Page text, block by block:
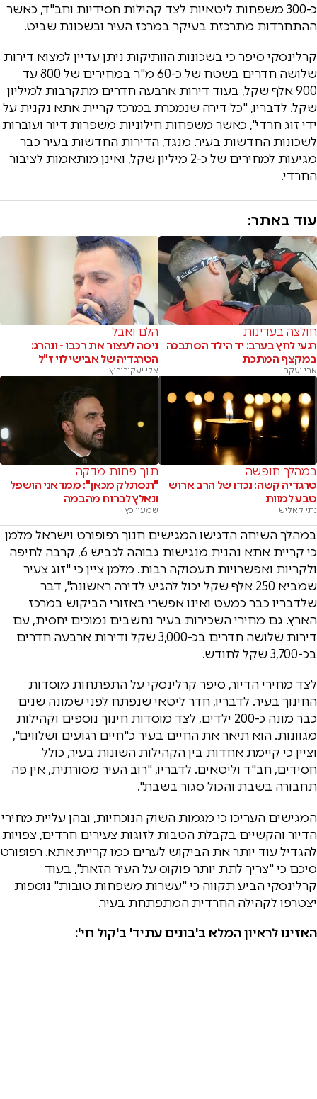
כ-300 משפחות ליטאיות לצד קהילות חסידיות וחב"ד, כאשר
ההתחרדות מתרכזת בעיקר במרכז העיר ובשכונת שביט.
קרלינסקי סיפר כי בשכונות הוותיקות ניתן עדיין למצוא דירות
שלושה חדרים בשטח של כ-60 מ"ר במחירים של 800 עד
900 אלף שקל, בעוד דירות ארבעה חדרים מתקרבות למיליון
שקל. לדבריו, "כל דירה שנמכרת במרכז קריית אתא נקנית על
ידי זוג חרדי", כאשר משפחות חילוניות משפרות דיור ועוברות
לשכונות החדשות בעיר. מנגד, הדירות החדשות בעיר כבר
מגיעות למחירים של כ-2 מיליון שקל, ואינן מותאמות לציבור
החרדי.
עוד באתר:
חולצה בעדינות
רגעי לחץ בערב: יד הילד הסתבכה
במקצף המתכת
אבי יעקב
הלם ואבל
ניסה לעצור את רכבו - ונהרג:
הטרגדיה של אבישי לוי ז"ל
אלי יעקובוביץ
במהלך חופשה
טרגדיה קשה: נכדו של הרב ארוש
טבע למוות
נתי קאליש
תוך פחות מדקה
"תסתלק מכאן": ממדאני הושפל
ונאלץ לברוח מהבמה
שמעון כץ
במהלך השיחה הדגישו המגישים חנוך רפופורט וישראל מלמן
כי קריית אתא נהנית מנגישות גבוהה לכביש 6, קרבה לחיפה
ולקריות ואפשרויות תעסוקה רבות. מלמן ציין כי "זוג צעיר
שמביא 250 אלף שקל יכול להגיע לדירה ראשונה", דבר
שלדבריו כבר כמעט ואינו אפשרי באזורי הביקוש במרכז
הארץ. גם מחירי השכירות בעיר נחשבים נמוכים יחסית, עם
דירות שלושה חדרים בכ-3,000 שקל ודירות ארבעה חדרים
בכ-3,700 שקל לחודש.
לצד מחירי הדיור, סיפר קרלינסקי על התפתחות מוסדות
החינוך בעיר. לדבריו, חדר ליטאי שנפתח לפני שמונה שנים
כבר מונה כ-200 ילדים, לצד מוסדות חינוך נוספים וקהילות
מגוונות. הוא תיאר את החיים בעיר כ"חיים רגועים ושלווים",
וציין כי קיימת אחדות בין הקהילות השונות בעיר, כולל
חסידים, חב"ד וליטאים. לדבריו, "רוב העיר מסורתית, אין פה
תחבורה בשבת והכול סגור בשבת".
המגישים העריכו כי מגמות השוק הנוכחיות, ובהן עליית מחירי
הדיור והקשיים בקבלת הטבות לזוגות צעירים חרדים, צפויות
להגדיל עוד יותר את הביקוש לערים כמו קריית אתא. רפופורט
סיכם כי "צריך לתת יותר פוקוס על העיר הזאת", בעוד
קרלינסקי הביע תקווה כי "עשרות משפחות טובות" נוספות
יצטרפו לקהילה החרדית המתפתחת בעיר.
האזינו לראיון המלא ב'בונים עתיד' ב'קול חי':